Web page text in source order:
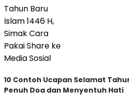
10 Contoh Ucapan Selamat
Penuh Doa dan Menyentuh Hati